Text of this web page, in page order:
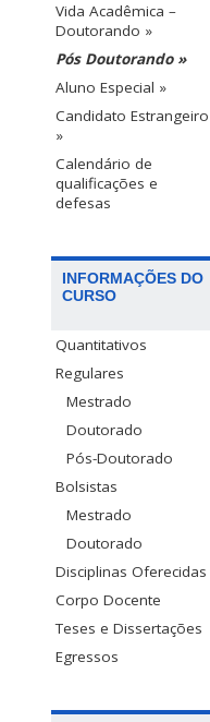
Vida Acadêmica –
Doutorando »
Pós Doutorando»
Aluno Especial »
Candidato Estrangeiro
»
Calendário de
qualificações e
defesas
INFORMAÇÕES DO
CURSO
Quantitativos
Regulares
Mestrado
Doutorado
Pós-Doutorado
Bolsistas
Mestrado
Doutorado
Disciplinas Oferecidas
Corpo Docente
Teses e Dissertações
Egressos